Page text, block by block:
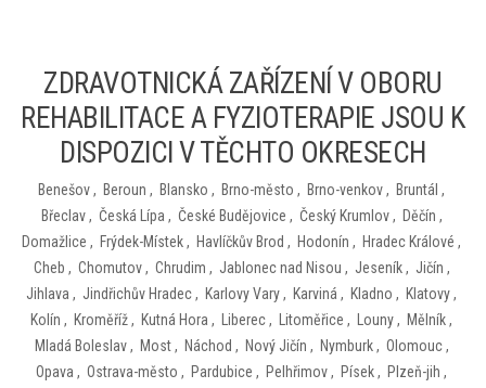
ZDRAVOTNICKÁ ZAŘÍZENÍ V OBORU
REHABILITACE A FYZIOTERAPIE JSOU K
DISPOZICI V TĚCHTO OKRESECH
Benešov, Beroun , Blansko , Brno-město , Brno-venkov, Bruntál ,
Břeclav, Česká Lípa , České Budějovice , Český Krumlov, Děčín ,
Domažlice , Frýdek-Místek, Havlíčkův Brod , Hodonín , Hradec Králové ,
Cheb , Chomutov, Chrudim , Jablonec nad Nisou , Jeseník, Jičín ,
Jihlava , Jindřichův Hradec, Karlovy Vary, Karviná , Kladno , Klatovy,
Kolín , Kroměříž, Kutná Hora , Liberec, Litoměřice , Louny, Mělník,
Mladá Boleslav, Most, Náchod , Nový Jičín , Nymburk, Olomouc,
Opava , Ostrava-město , Pardubice , Pelhřimov, Písek, Plzeň-jih ,